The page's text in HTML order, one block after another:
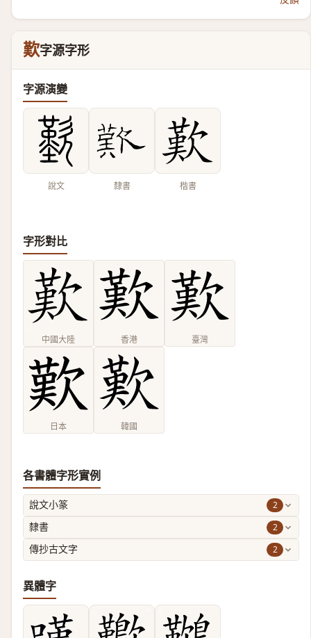
歎字源字形
字源演變
說文 隸書 楷書
字形對比
中國大陸 香港 臺灣
日本 韓國
各書體字形實例
說文小篆 2
隸書 2
傳抄古文字 2
異體字